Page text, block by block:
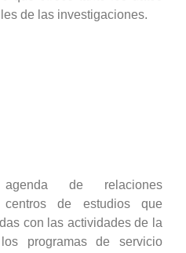
de las investigaciones.
de relaciones
centros de estudios que
con las actividades de la
programas de servicio